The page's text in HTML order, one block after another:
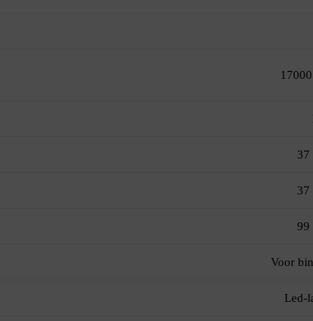
37
37
99
Voor
Led-